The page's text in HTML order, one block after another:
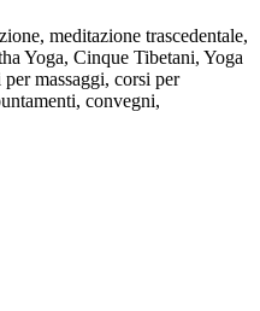
meditazione trascedentale,
Yoga, Cinque Tibetani, Yoga
massaggi, corsi per
convegni,